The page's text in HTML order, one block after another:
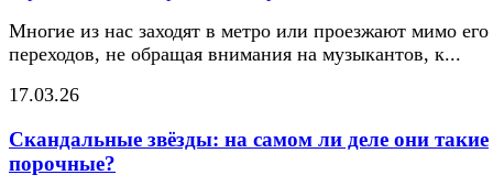
Многие из нас заходят в метро или проезжают мимо его
переходов, не обращая внимания на музыкантов, к...
17.03.26
Скандальные звёзды: на самом ли деле они такие
порочные?